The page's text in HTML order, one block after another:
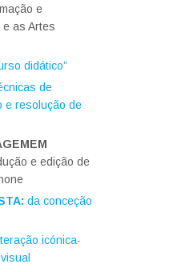
e
as Artes
didático”
de
e resolução de
EM
e edição de
da conceção
icónica-